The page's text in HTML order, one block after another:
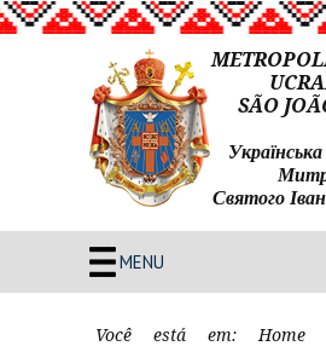
SÃO
Святого
MENU
Você está em: Home